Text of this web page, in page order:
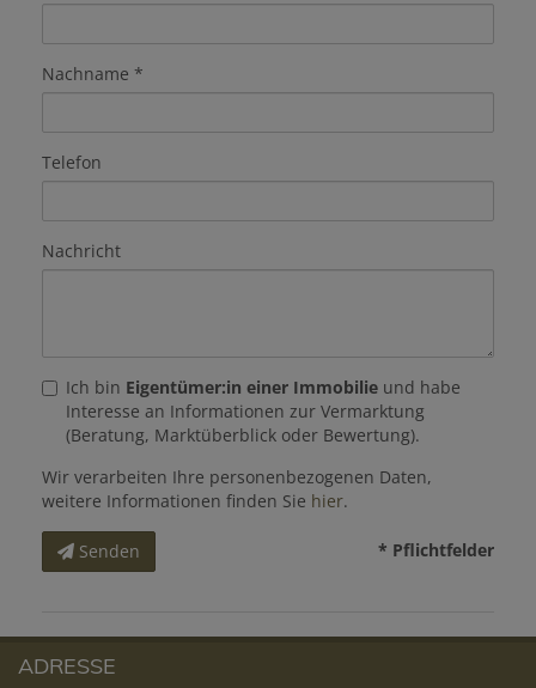
Nachname
Telefon
Nachricht
Ich bin Eigentümer:in einer Immobilie und habe
Interesse an Informationen zur Vermarktung
(Beratung, Marktüberblick oder Bewertung).
Wir verarbeiten Ihre personenbezogenen Daten,
weitere Informationen finden Sie hier.
Senden * Pflichtfelder
ADRESSE